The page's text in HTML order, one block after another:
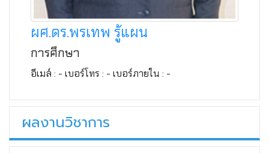
ผศ.ดร.พรเทพ รู้แผน
การศึกษา
อีเมล์ : - เบอร์โทร : - เบอร์ภายใน : -
ผลงานวิชาการ